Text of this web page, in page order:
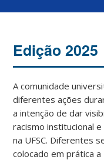
Edição 2025
A comunidade
diferentes ações
a intenção de dar
racismo institucional
na UFSC. Diferentes
colocado em prática a